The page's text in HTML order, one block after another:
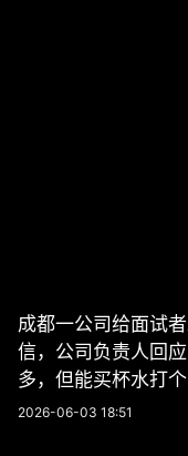
成都一公司给面试
信，公司负责人回
多，但能买杯水打
2026-06-03 18:51